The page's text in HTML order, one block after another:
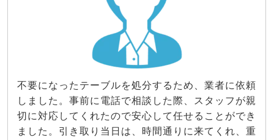
不要になったテーブルを処分するため、業者に依頼
しました。事前に電話で相談した際、スタッフが親
切に対応してくれたので安心して任せることができ
ました。引き取り当日は、時間通りに来てくれ、重